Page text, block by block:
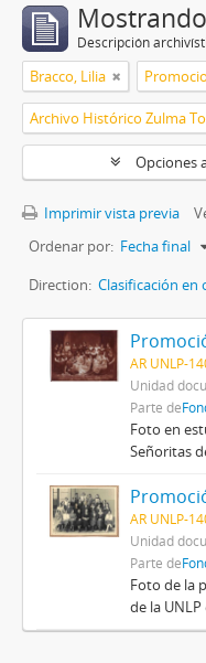
Descripción
Bracco, Lilia
Archivo Histórico Zulma
Opciones
Imprimir vista previa
Ordenar por: Fecha final
Direction: Clasificación en
AR UNLP-
Unidad
Parte de
Foto en
Señoritas
AR UNLP-
Unidad
Parte de
Foto de la
de la